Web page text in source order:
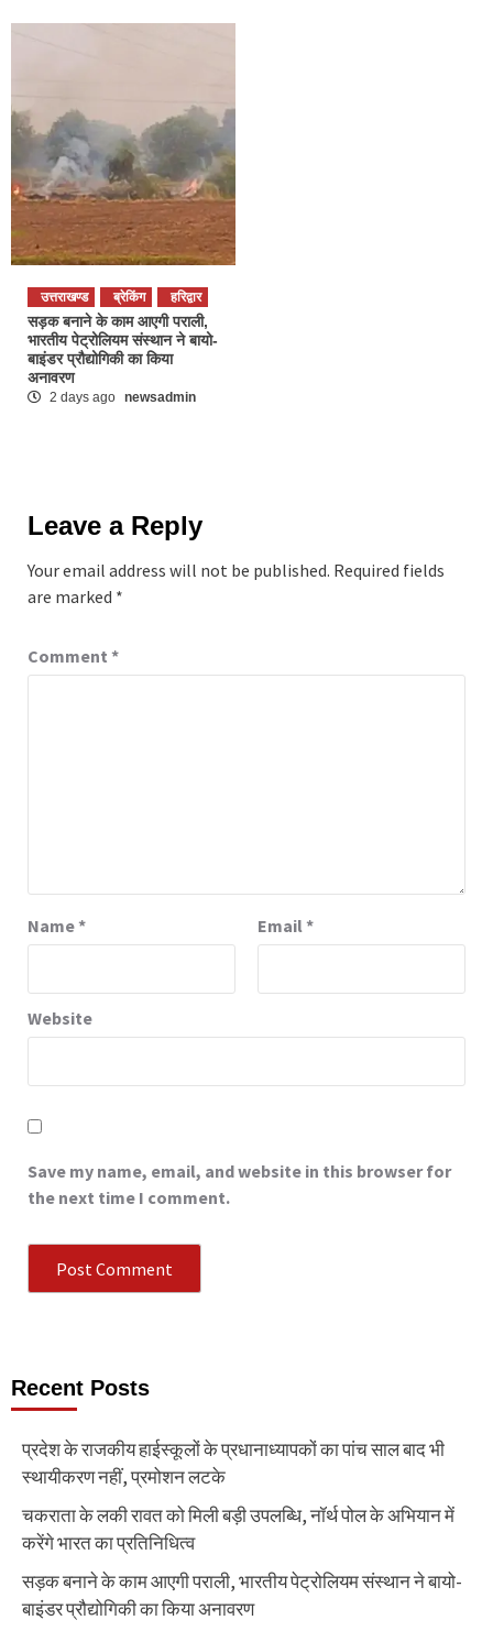
उत्तराखण्ड ब्रेकिंग हरिद्वार
सड़क बनाने के काम आएगी पराली,
भारतीय पेट्रोलियम संस्थान ने बायो-
बाइंडर प्रौद्योगिकी का किया
अनावरण
2 days ago newsadmin
Leave a Reply
Your email address will not be published. Required fields
are marked *
Comment *
Name* Email*
Website
Save my name, email, and website in this browser for
the next time I comment.
Recent Posts
प्रदेश के राजकीय हाईस्कूलों के प्रधानाध्यापकों का पांच साल बाद भी
स्थायीकरण नहीं, प्रमोशन लटके
चकराता के लकी रावत को मिली बड़ी उपलब्धि, नॉर्थ पोल के अभियान में
करेंगे भारत का प्रतिनिधित्व
सड़क बनाने के काम आएगी पराली, भारतीय पेट्रोलियम संस्थान ने बायो-
बाइंडर प्रौद्योगिकी का किया अनावरण